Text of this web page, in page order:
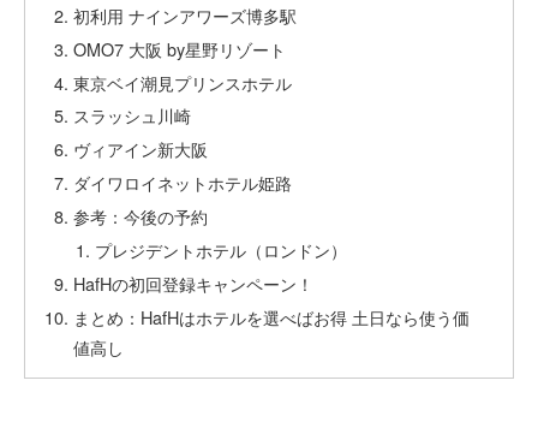
初利用 ナインアワーズ博多駅
OMO7 大阪 by星野リゾート
東京ベイ潮見プリンスホテル
スラッシュ川崎
ヴィアイン新大阪
ダイワロイネットホテル姫路
参考：今後の予約
プレジデントホテル（ロンドン）
HafHの初回登録キャンペーン！
まとめ：HafHはホテルを選べばお得 土日なら使う価
値高し